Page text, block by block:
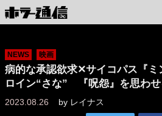
NEWS 映画
病的な承認欲求✕サイコパス『ミ
ロイン“さな” 『呪怨』を思わ
2023.08.26 by レイナス